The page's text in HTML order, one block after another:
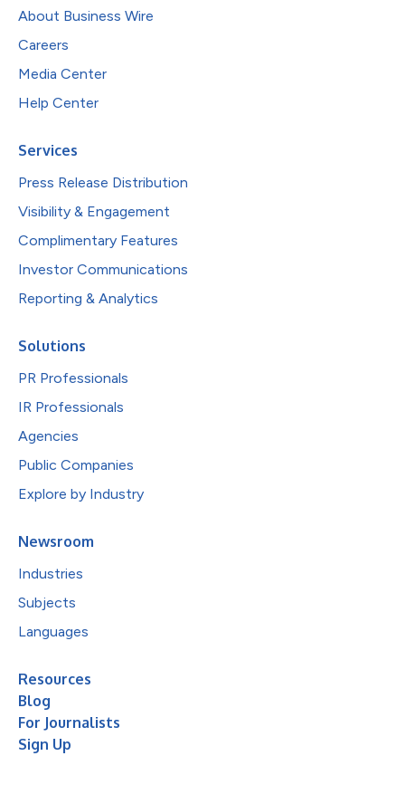
About Business Wire
Careers
Media Center
Help Center
Services
Press Release Distribution
Visibility & Engagement
Complimentary Features
Investor Communications
Reporting & Analytics
Solutions
PR Professionals
IR Professionals
Agencies
Public Companies
Explore by Industry
Newsroom
Industries
Subjects
Languages
Resources
Blog
For Journalists
Sign Up